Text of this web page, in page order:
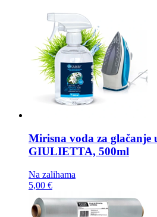
Mirisna voda za glačanje
GIULIETTA, 500ml
Na zalihama
5,00 €